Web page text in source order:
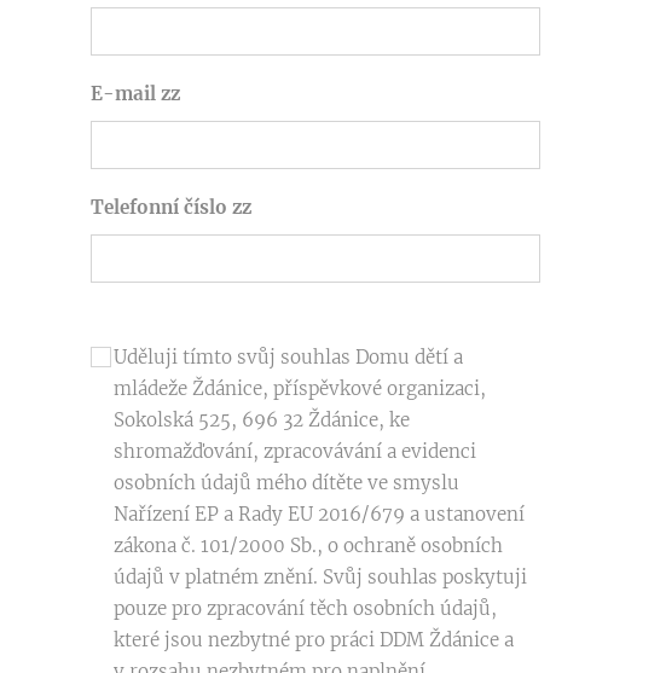
E-mail zz
Telefonní číslo zz
Uděluji tímto svůj souhlas Domu dětí a
mládeže Ždánice, příspěvkové organizaci,
Sokolská 525, 696 32 Ždánice, ke
shromažďování, zpracovávání a evidenci
osobních údajů mého dítěte ve smyslu
Nařízení EP a Rady EU 2016/679 a ustanovení
zákona č. 101/2000 Sb., o ochraně osobních
údajů v platném znění. Svůj souhlas poskytuji
pouze pro zpracování těch osobních údajů,
které jsou nezbytné pro práci DDM Ždánice a